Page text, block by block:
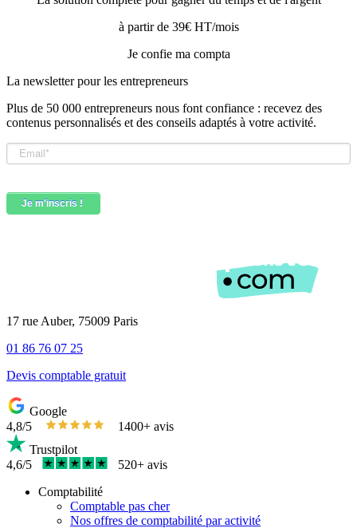
à partir de 39€ HT/mois
Je confie ma compta
La newsletter pour les entrepreneurs
Plus de 50 000 entrepreneurs nous font confiance : recevez des
contenus personnalisés et des conseils adaptés à votre activité.
17 rue Auber, 75009 Paris
01 86 76 07 25
Devis comptable gratuit
Google
4,8/5
1400+ avis
Trustpilot
4,6/5
520+ avis
Comptabilité
Comptable pas cher
Nos offres de comptabilité par activité